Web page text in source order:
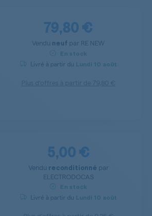
79,80 €
Vendu neuf par RE NEW
En stock
Livré à partir du Lundi 10 août
5,00 €
Vendu reconditionné par
ELECTRODOCAS
En stock
Livré à partir du Lundi 10 août